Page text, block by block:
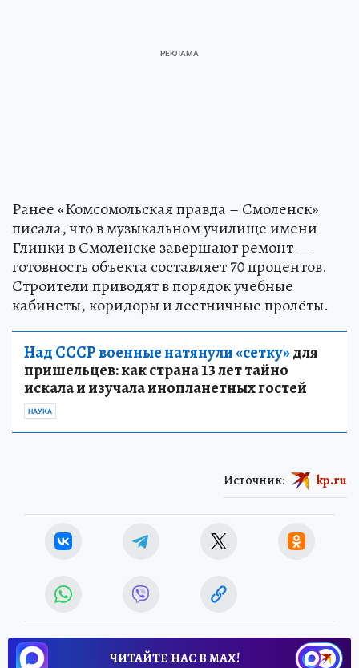
Ранее «Комсомольская правда – Смоленск»
писала, что в музыкальном училище имени
Глинки в Смоленске завершают ремонт —
готовность объекта составляет 70 процентов.
Строители приводят в порядок учебные
кабинеты, коридоры и лестничные пролёты.
Над СССР военные натянули «сетку»для
пришельцев: как страна 13 лет тайно
искала и изучала инопланетных гостей
НАУКА
Источник: kp.ru
ЧИТАЙТЕ НАС В МАХ!